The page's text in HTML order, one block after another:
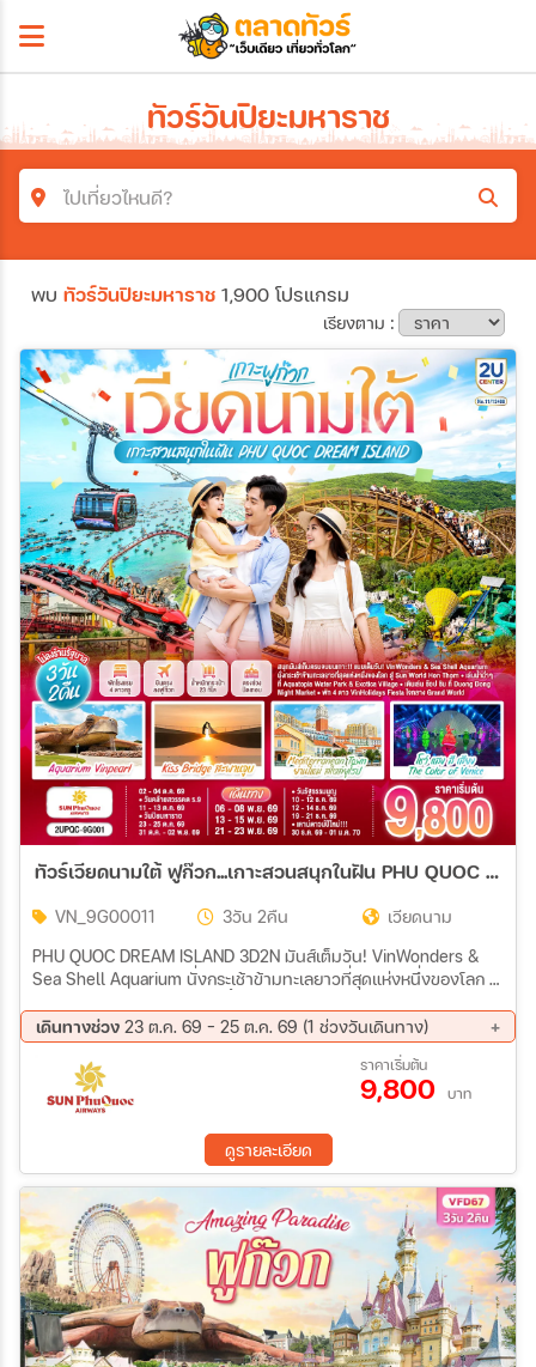
ทัวร์วันปิยะมหาราช
ไปเที่ยวไหนดี?
โซน
ประเทศ
เมือง
สายการบิน
ตั้งแต่วันที่
ถึงวันที่
เฉพาะเดือน
ค้นหา
พบ ทัวร์วันปิยะมหาราช 1,900 โปรแกรม
เรียงตาม :
ทัวร์เวียดนามใต้ ฟูก๊วก...เกาะสวนสนุกในฝัน PHU QUOC DREAM ISLAND 3วัน 2คืน (9G)
VN_9G00011 3วัน 2คืน
เวียดนาม
PHU QUOC DREAM ISLAND 3D2N มันส์เต็มวัน! VinWonders &
Sea Shell Aquarium นั่งกระเช้าข้ามทะเลยาวที่สุดแห่งหนึ่งของโลก สู่
Exotica Village เดินเล่น ช้อป ชิม ที่ Duong Dong Night Market พัก
4★ VinHolidays Fiesta ใจกลาง Grand World
เดินทางช่วง 23 ต.ค. 69 - 25 ต.ค. 69 (1 ช่วงวันเดินทาง)
ราคาเริ่มต้น
9,800 บาท
ดูรายละเอียด